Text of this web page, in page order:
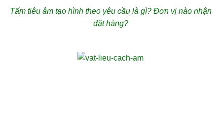
Tấm tiêu âm tạo hình theo yêu cầu là gì? Đơn vị nào nhận
đặt hàng?